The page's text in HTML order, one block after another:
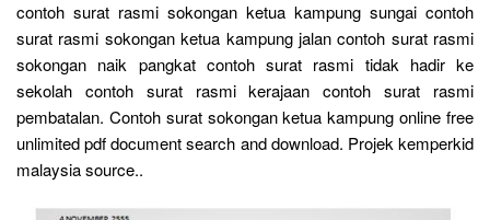
contoh surat rasmi sokongan ketua kampung sungai contoh
surat rasmi sokongan ketua kampung jalan contoh surat rasmi
sokongan naik pangkat contoh surat rasmi tidak hadir ke
sekolah contoh surat rasmi kerajaan contoh surat rasmi
pembatalan. Contoh surat sokongan ketua kampung online free
unlimited pdf document search and download. Projek kemperkid
malaysia source..